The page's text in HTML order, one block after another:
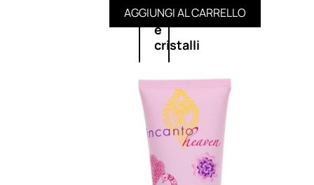
Sieri
e
cristalli
Spray
Cera
e
crema
AGGIUNGI AL CARRELLO